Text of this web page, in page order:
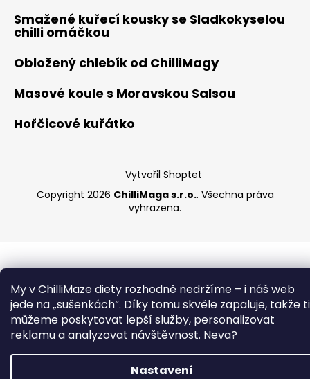
My v ChilliMaze diety rozhodně nedržíme – i náš web
jede na „sušenkách“. Díky tomu skvěle zapaluje, takže ti
můžeme poskytovat lepší služby, personalizovat
reklamu a analyzovat návštěvnost. Neva?
Nastavení
Smažené kuřecí kousky se Sladkokyselou
chilli omáčkou
Obložený chlebík od ChilliMagy
Masové koule s Moravskou Salsou
Hořčicové kuřátko
Vytvořil Shoptet
Copyright 2026 ChilliMaga s.r.o.. Všechna práva
vyhrazena.